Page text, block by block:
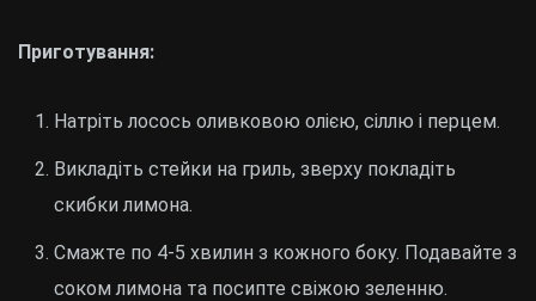
Приготування:
Натріть лосось оливковою олією, сіллю і перцем.
Викладіть стейки на гриль, зверху покладіть
скибки лимона.
Смажте по 4-5 хвилин з кожного боку. Подавайте з
соком лимона та посипте свіжою зеленню.